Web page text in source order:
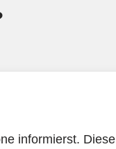
informierst. Diese